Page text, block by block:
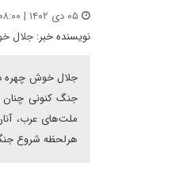
نویسنده خبر: جلال
جلال خوش چهره
جنگ کنونی چنان
ملت‌های عرب،
هرلحظه شروع